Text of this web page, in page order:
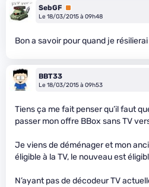
SebGF Premium
Le 18/03/2015 à 09h48
Bon a savoir pour quand je
BBT33
Le 18/03/2015 à 09h53
Tiens ça me fait penser qu’il faut
passer mon offre BBox sans TV
Je viens de déménager et mon
éligible à la TV, le nouveau est
N’ayant pas de décodeur TV